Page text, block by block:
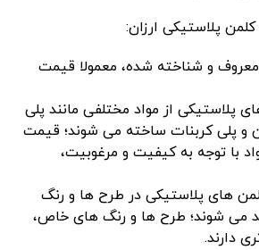
پلاستیکی ارزان:
معروف و شناخته شده، معمولا قیمت
پلاستیکی از مواد مختلفی مانند پلی
و پلی کربنات ساخته می‌ شوند؛ قیمت
با توجه به کیفیت و مرغوبیت،
های پلاستیکی در طرح‌ ها و رنگ‌
می‌ شوند؛ طرح‌ ها و رنگ‌ های خاص،
دارند.